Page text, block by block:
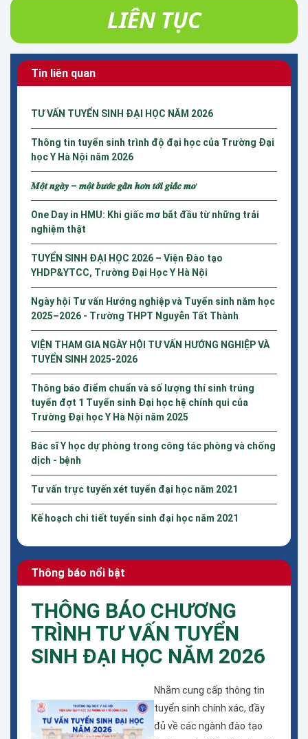
LIÊN TỤC
Tin liên quan
TƯ VẤN TUYỂN SINH ĐẠI HỌC NĂM 2026
Thông tin tuyển sinh trình độ đại học của Trường Đại
học Y Hà Nội năm 2026
𝑴𝒐̣̂𝒕 𝒏𝒈𝒂̀𝒚 – 𝒎𝒐̣̂𝒕 𝒃𝒖̛𝒐̛́𝒄 𝒈𝒂̂̀𝒏 𝒉𝒐̛𝒏 𝒕𝒐̛́𝒊 𝒈𝒊𝒂̂́𝒄 𝒎𝒐̛
One Day in HMU: Khi giấc mơ bắt đầu từ những trải
nghiệm thật
TUYỂN SINH ĐẠI HỌC 2026 – Viện Đào tạo
YHDP&YTCC, Trường Đại Học Y Hà Nội
Ngày hội Tư vấn Hướng nghiệp và Tuyển sinh năm học
2025–2026 - Trường THPT Nguyễn Tất Thành
VIỆN THAM GIA NGÀY HỘI TƯ VẤN HƯỚNG NGHIỆP VÀ
TUYỂN SINH 2025-2026
Thông báo điểm chuẩn và số lượng thí sinh trúng
tuyển đợt 1 Tuyển sinh Đại học hệ chính qui của
Trường Đại học Y Hà Nội năm 2025
Bác sĩ Y học dự phòng trong công tác phòng và chống
dịch - bệnh
Tư vấn trực tuyến xét tuyển đại học năm 2021
Kế hoạch chi tiết tuyển sinh đại học năm 2021
Thông báo nổi bật
THÔNG BÁO CHƯƠNG
TRÌNH TƯ VẤN TUYỂN
SINH ĐẠI HỌC NĂM 2026
Nhằm cung cấp thông tin
tuyển sinh chính xác, đầy
đủ về các ngành đào tạo